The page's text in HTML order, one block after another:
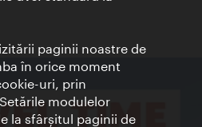
paginii noastre de
în orice moment
uri, prin
modulelor
la sfârşitul paginii de